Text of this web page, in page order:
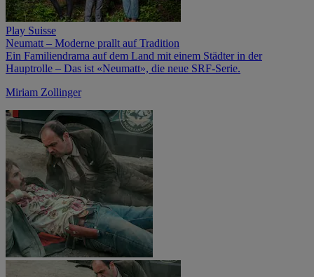
Play Suisse
Neumatt – Moderne prallt auf Tradition
Ein Familiendrama auf dem Land mit einem Städter in der
Hauptrolle – Das ist «Neumatt», die neue SRF-Serie.
Miriam Zollinger